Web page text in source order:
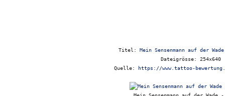
Titel: Mein Sensenmann auf der
Dateigrösse: 254x640
Quelle: https://www.tattoo-